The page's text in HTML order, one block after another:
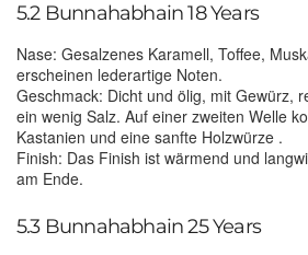
5.2 Bunnahabhain 18 Years
Nase: Gesalzenes Karamell, Toffee,
erscheinen lederartige Noten.
Geschmack: Dicht und ölig, mit Gewürz,
ein wenig Salz. Auf einer zweiten Welle
Kastanien und eine sanfte Holzwürze .
Finish: Das Finish ist wärmend und
am Ende.
5.3 Bunnahabhain 25 Years